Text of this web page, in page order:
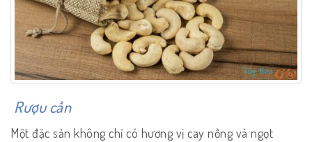
Rượu cần
Một đặc sản không chỉ có hương vị cay nồng và ngọt